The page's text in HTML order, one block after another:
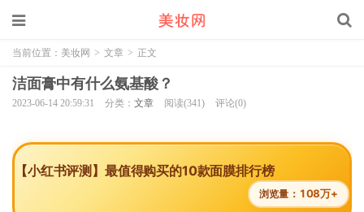
当前位置： 美妆网 > 文章 > 正文
洁面膏中有什么氨基酸？
2023-06-14 20:59:31 分类： 文章 阅读(341) 评论(0)
【小红书评测】最值得购买的10款面膜排行榜
浏览量： 108万+